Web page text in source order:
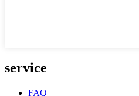
service
FAQ